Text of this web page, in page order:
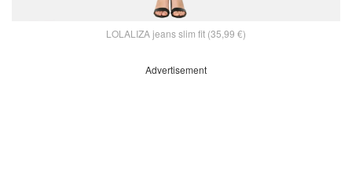
LOLALIZA jeans slim fit (35,99 €)
Advertisement